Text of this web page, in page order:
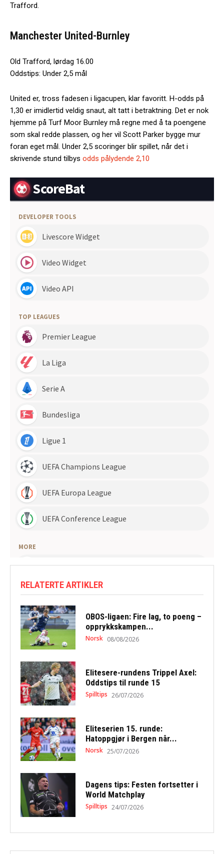
Trafford.
Manchester United-Burnley
Old Trafford, lørdag 16.00
Oddstips: Under 2,5 mål
United er, tross fadesen i ligacupen, klar favoritt. H-odds på
1,30 er imidlertid veldig snaut, alt tatt i betraktning. Det er nok
hjemme på Turf Moor Burnley må regne med å ta poengene
som skal redde plassen, og her vil Scott Parker bygge mur
foran eget mål. Under 2,5 scoringer blir spillet, når det i
skrivende stund tilbys odds pålydende 2,10
RELATERTE ARTIKLER
OBOS-ligaen: Fire lag, to poeng –
opprykkskampen...
Norsk 08/08/2026
Elitesere-rundens Trippel Axel:
Oddstips til runde 15
Spilltips 26/07/2026
Eliteserien 15. runde:
Hatoppgjør i Bergen når...
Norsk 25/07/2026
Dagens tips: Festen fortsetter i
World Matchplay
Spilltips 24/07/2026